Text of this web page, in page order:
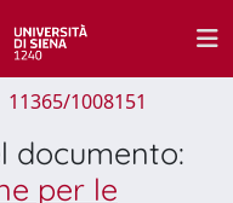
11365/1008151
documento:
per le